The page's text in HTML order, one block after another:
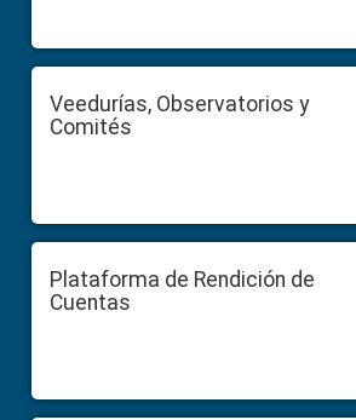
Veedurías, Observatorios y
Comités
Plataforma de Rendición de
Cuentas